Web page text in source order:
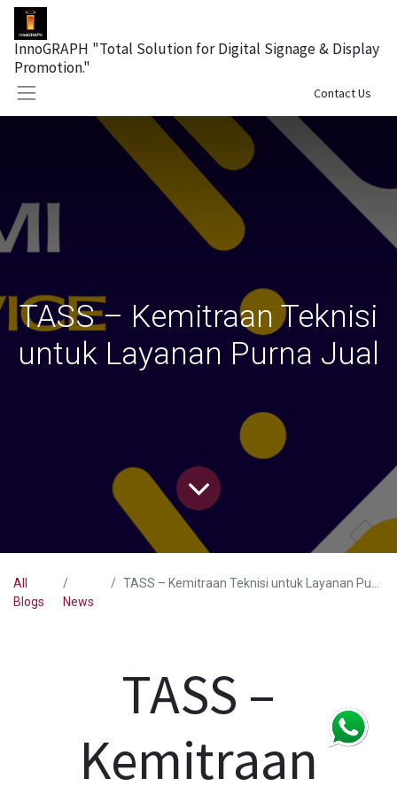
InnoGRAPH "Total Solution for Digital Signage & Display
Promotion."
Contact Us
TASS – Kemitraan Teknisi
untuk Layanan Purna Jual
All
Blogs
News
TASS – Kemitraan Teknisi untuk Layanan Purna Jual
TASS –
Kemitraan